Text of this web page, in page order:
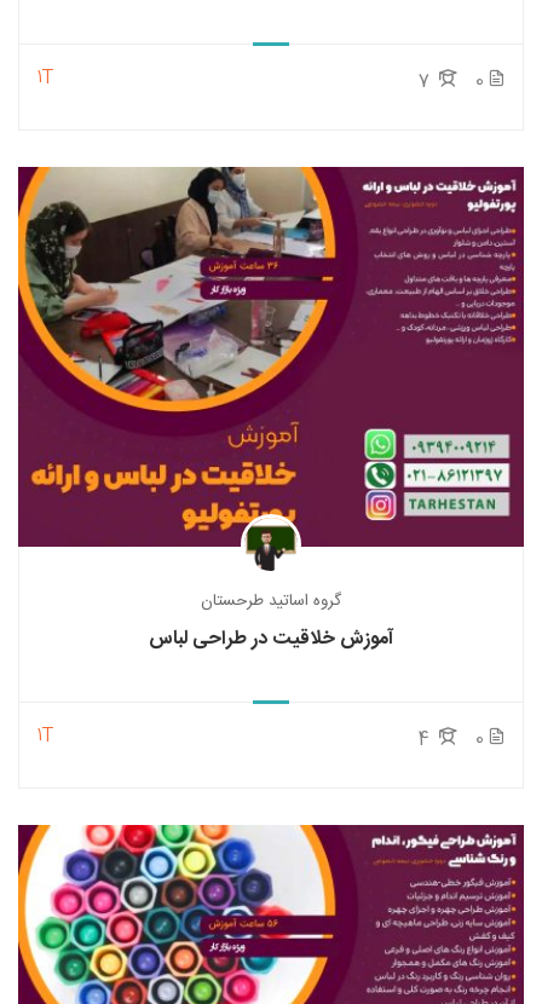
0
1T
گروه اساتید طرحستان
آموزش خلاقیت در طراحی لباس
0
1T